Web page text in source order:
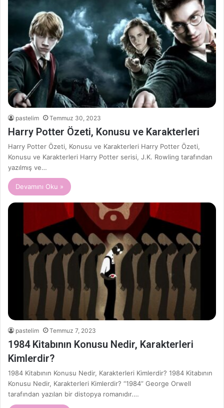
pastelim Temmuz 30, 2023
Harry Potter Özeti, Konusu ve Karakterleri
Harry Potter Özeti, Konusu ve Karakterleri Harry Potter Özeti,
Konusu ve Karakterleri Harry Potter serisi, J.K. Rowling tarafından
yazılmış ve…
Devamını Oku »
pastelim Temmuz 7, 2023
1984 Kitabının Konusu Nedir, Karakterleri
Kimlerdir?
1984 Kitabının Konusu Nedir, Karakterleri Kimlerdir? 1984 Kitabının
Konusu Nedir, Karakterleri Kimlerdir? “1984” George Orwell
tarafından yazılan bir distopya romanıdır.…